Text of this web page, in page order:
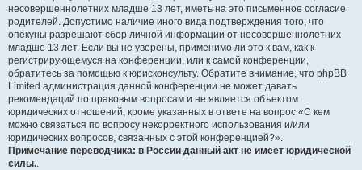
несовершеннолетних младше 13 лет, иметь на это письменное согласие
родителей. Допустимо наличие иного вида подтверждения того, что
опекуны разрешают сбор личной информации от несовершеннолетних
младше 13 лет. Если вы не уверены, применимо ли это к вам, как к
регистрирующемуся на конференции, или к самой конференции,
обратитесь за помощью к юрисконсульту. Обратите внимание, что phpBB
Limited администрация данной конференции не может давать
рекомендаций по правовым вопросам и не является объектом
юридических отношений, кроме указанных в ответе на вопрос «С кем
можно связаться по вопросу некорректного использования и/или
юридических вопросов, связанных с этой конференцией?».
Примечание переводчика: в России данный акт не имеет юридической
силы..